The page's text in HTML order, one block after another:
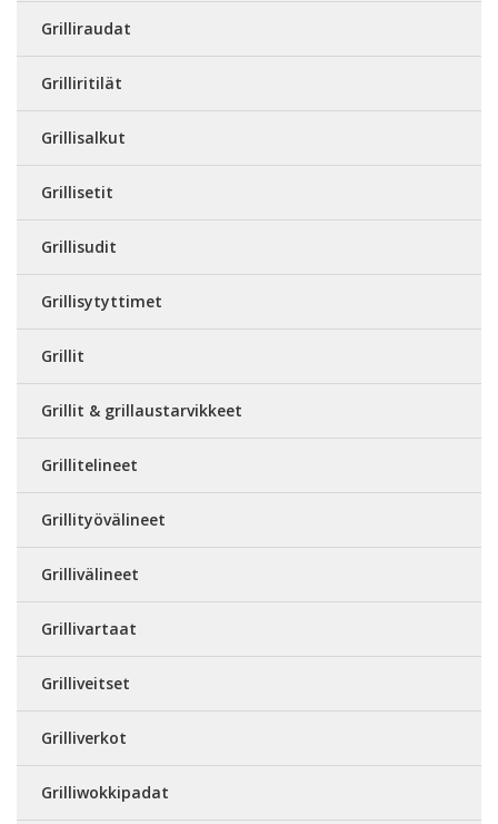
Grilliraudat
Grilliritilät
Grillisalkut
Grillisetit
Grillisudit
Grillisytyttimet
Grillit
Grillit & grillaustarvikkeet
Grillitelineet
Grillityövälineet
Grillivälineet
Grillivartaat
Grilliveitset
Grilliverkot
Grilliwokkipadat